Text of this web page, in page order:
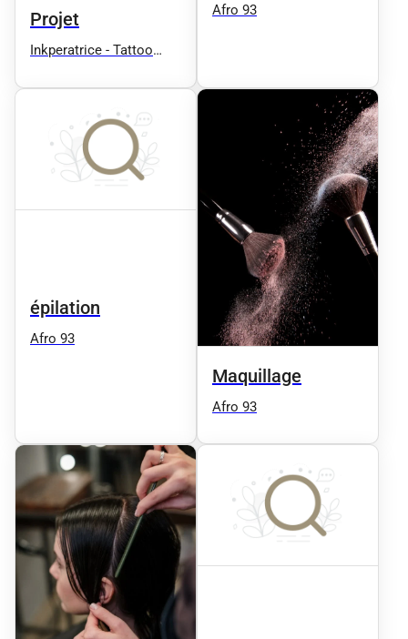
Projet
Inkperatrice - Tattoo
Afro 93
épilation
Afro 93
Maquillage
Afro 93